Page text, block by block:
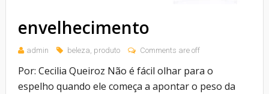
envelhecimento
admin beleza, produto Comments are off
Por: Cecilia Queiroz Não é fácil olhar para o
espelho quando ele começa a apontar o peso da